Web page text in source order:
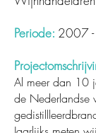
Periode: 2007 -
Al meer dan 10
de Nederlandse